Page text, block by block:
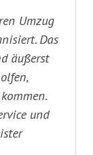
Umzug
Das
äußerst
und